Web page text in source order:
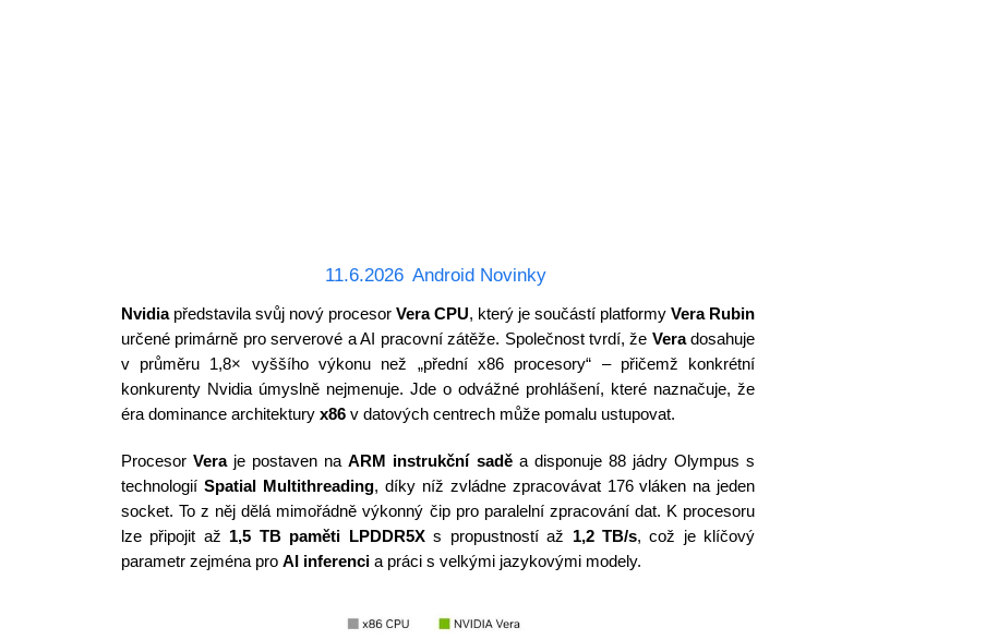
11.6.2026 Android Novinky
Nvidiapředstavila svůj nový procesor Vera CPU, který je součástí platformyVera Rubin
určené primárně pro serverové a AI pracovní zátěže. Společnost tvrdí, že Veradosahuje
v průměru 1,8× vyššího výkonu než „přední x86 procesory“ – přičemž konkrétní
konkurenty Nvidia úmyslně nejmenuje. Jde o odvážné prohlášení, které naznačuje, že
éra dominance architektury x86v datových centrech může pomalu ustupovat.
Procesor Veraje postaven naARM instrukční saděa disponuje 88 jádry Olympus s
technologií Spatial Multithreading, díky níž zvládne zpracovávat 176 vláken na jeden
socket. To z něj dělá mimořádně výkonný čip pro paralelní zpracování dat. K procesoru
lze připojit až 1,5 TB paměti LPDDR5Xs propustností až 1,2 TB/s, což je klíčový
parametr zejména pro AI inferencia práci s velkými jazykovými modely.